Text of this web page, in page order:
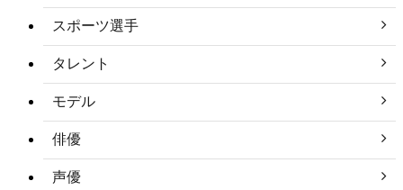
スポーツ選手
タレント
モデル
俳優
声優